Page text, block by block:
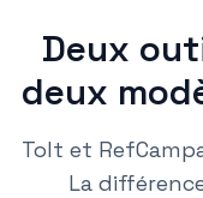
Deux
deux
Tolt et
La